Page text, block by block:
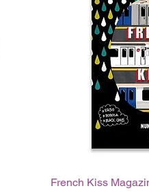
French Kiss